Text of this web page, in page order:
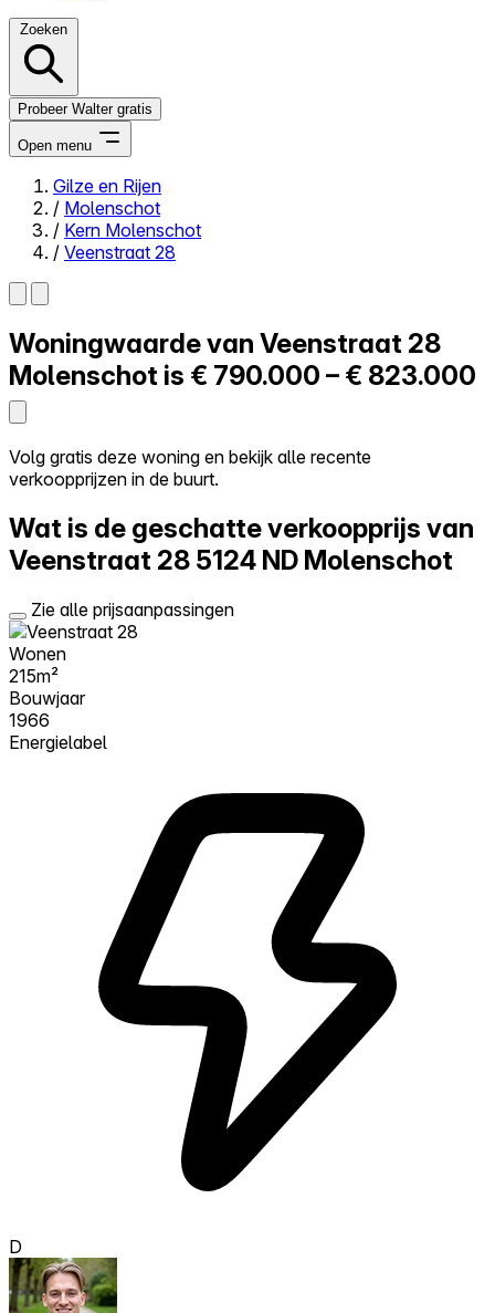
Zoeken
Probeer Walter gratis
Open menu
Close menu
Zelf kopen
Alles-in-één
Reviews
Log in
Probeer Walter gratis
Gilze en Rijen
/ Molenschot
/ Kern Molenschot
/ Veenstraat 28
Woningwaarde van Veenstraat 28
Molenschot is € 790.000 – € 823.000
Volg gratis deze woning en bekijk alle recente
verkoopprijzen in de buurt.
Wat is de geschatte verkoopprijs van
Veenstraat 28 5124 ND Molenschot
Zie alle prijsaanpassingen
Wonen
215m²
Bouwjaar
1966
Energielabel
D